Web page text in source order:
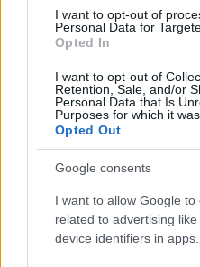
I want to opt-out of
Personal Data for
Opted In
I want to opt-out of
Retention, Sale, and/or
Personal Data that Is
Purposes for which it
Opted Out
Google consents
I want to allow Google to
related to advertising
device identifiers in apps.
hajtott fel a pályára,
hagyta állva. A
így a versenyzők csak
veszélyt, és egyszerre
EZEKET IS